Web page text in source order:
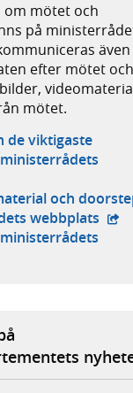
mötet och
på
efter mötet och
mötet.
de viktigaste
webbplats,
och
webbplats -
webbplats,